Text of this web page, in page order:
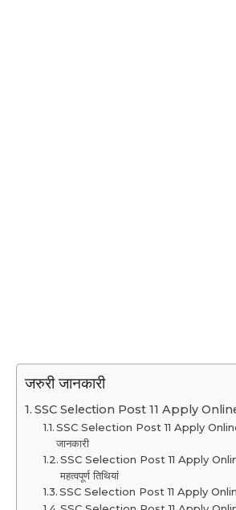
जरुरी जानकारी
SSC Selection Post 11 Apply
SSC Selection Post 11 Apply
जानकारी
SSC Selection Post 11 Apply
महत्वपूर्ण तिथियां
SSC Selection Post 11 Apply